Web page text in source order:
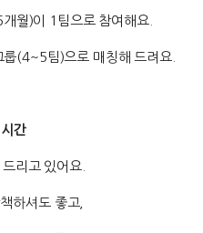
월)이 1팀으로 참여해요.
(4~5팀)으로 매칭해 드려요.
간
리고 있어요.
하셔도 좋고,